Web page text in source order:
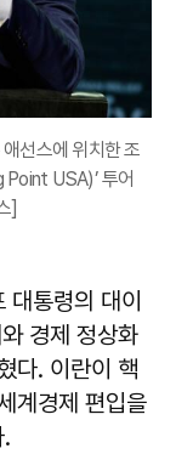
선스에 위치한 조
Point USA)’ 투어
]
통령의 대이
경제 정상화
다. 이란이 핵
계경제 편입을